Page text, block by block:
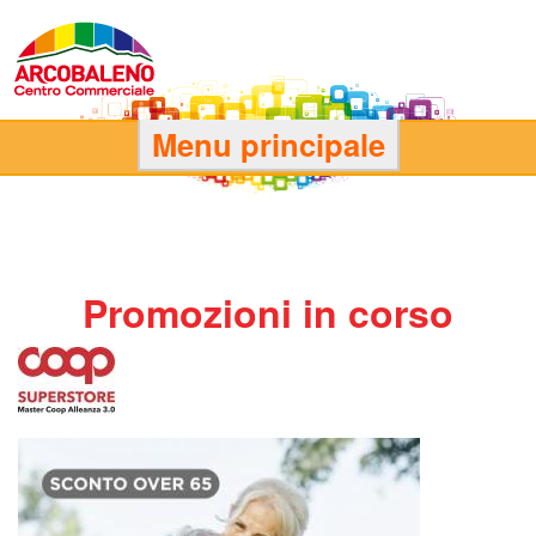
contenuto
principale
r
C
Menu principale
Promozioni in corso